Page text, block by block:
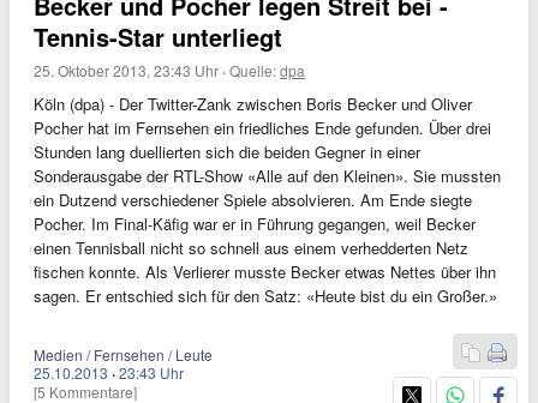
Tennis-Star unterliegt
25. Oktober 2013, 23:43 Uhr ·Quelle:dpa
Köln (dpa) - Der Twitter-Zank zwischen Boris Becker und Oliver
Pocher hat im Fernsehen ein friedliches Ende gefunden. Über drei
Stunden lang duellierten sich die beiden Gegner in einer
Sonderausgabe der RTL-Show «Alle auf den Kleinen». Sie mussten
ein Dutzend verschiedener Spiele absolvieren. Am Ende siegte
Pocher. Im Final-Käfig war er in Führung gegangen, weil Becker
einen Tennisball nicht so schnell aus einem verhedderten Netz
fischen konnte. Als Verlierer musste Becker etwas Nettes über ihn
sagen. Er entschied sich für den Satz: «Heute bist du ein Großer.»
Medien / Fernsehen / Leute
25.10.2013 ·23:43 Uhr
[5 Kommentare]